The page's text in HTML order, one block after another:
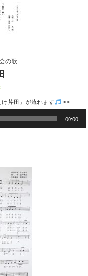
の歌
芹田」が流れます
>>
00:00